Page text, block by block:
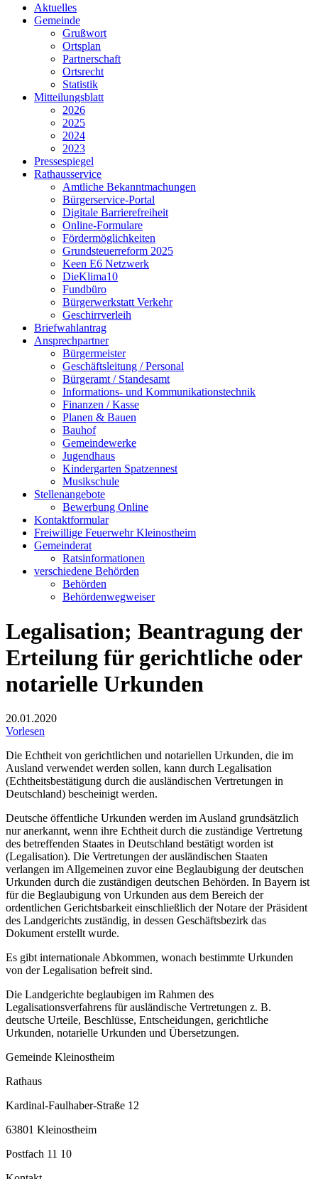
Aktuelles
Gemeinde
Grußwort
Ortsplan
Partnerschaft
Ortsrecht
Statistik
Mitteilungsblatt
2026
2025
2024
2023
Pressespiegel
Rathausservice
Amtliche Bekanntmachungen
Bürgerservice-Portal
Digitale Barrierefreiheit
Online-Formulare
Fördermöglichkeiten
Grundsteuerreform 2025
Keen E6 Netzwerk
DieKlima10
Fundbüro
Bürgerwerkstatt Verkehr
Geschirrverleih
Briefwahlantrag
Ansprechpartner
Bürgermeister
Geschäftsleitung / Personal
Bürgeramt / Standesamt
Informations- und Kommunikationstechnik
Finanzen / Kasse
Planen & Bauen
Bauhof
Gemeindewerke
Jugendhaus
Kindergarten Spatzennest
Musikschule
Stellenangebote
Bewerbung Online
Kontaktformular
Freiwillige Feuerwehr Kleinostheim
Gemeinderat
Ratsinformationen
verschiedene Behörden
Behörden
Behördenwegweiser
Legalisation; Beantragung der
Erteilung für gerichtliche oder
notarielle Urkunden
20.01.2020
Vorlesen
Die Echtheit von gerichtlichen und notariellen Urkunden, die im
Ausland verwendet werden sollen, kann durch Legalisation
(Echtheitsbestätigung durch die ausländischen Vertretungen in
Deutschland) bescheinigt werden.
Deutsche öffentliche Urkunden werden im Ausland grundsätzlich
nur anerkannt, wenn ihre Echtheit durch die zuständige Vertretung
des betreffenden Staates in Deutschland bestätigt worden ist
(Legalisation). Die Vertretungen der ausländischen Staaten
verlangen im Allgemeinen zuvor eine Beglaubigung der deutschen
Urkunden durch die zuständigen deutschen Behörden. In Bayern ist
für die Beglaubigung von Urkunden aus dem Bereich der
ordentlichen Gerichtsbarkeit einschließlich der Notare der Präsident
des Landgerichts zuständig, in dessen Geschäftsbezirk das
Dokument erstellt wurde.
Es gibt internationale Abkommen, wonach bestimmte Urkunden
von der Legalisation befreit sind.
Die Landgerichte beglaubigen im Rahmen des
Legalisationsverfahrens für ausländische Vertretungen z. B.
deutsche Urteile, Beschlüsse, Entscheidungen, gerichtliche
Urkunden, notarielle Urkunden und Übersetzungen.
Gemeinde Kleinostheim
Rathaus
Kardinal-Faulhaber-Straße 12
63801 Kleinostheim
Postfach 11 10